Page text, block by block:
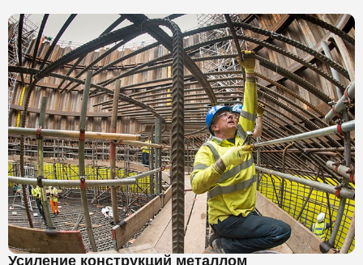
Усиление конструкций металлом